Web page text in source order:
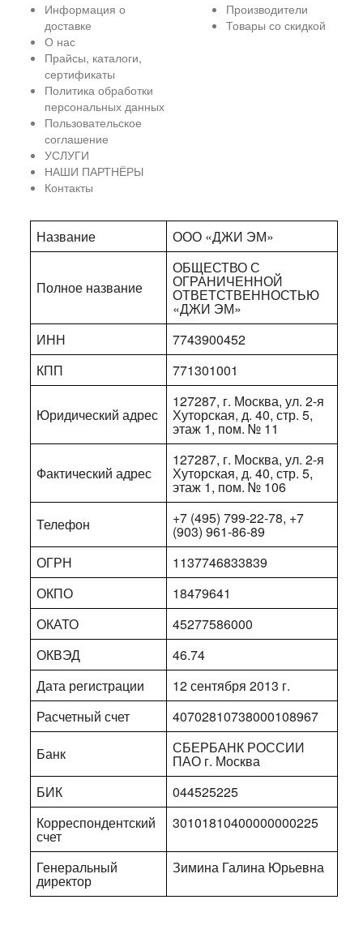
Информация о
доставке
О нас
Прайсы, каталоги,
сертификаты
Политика обработки
персональных данных
Пользовательское
соглашение
УСЛУГИ
НАШИ ПАРТНЁРЫ
Контакты
Производители
Товары со скидкой
Название ООО «ДЖИ ЭМ»
Полное название
ОБЩЕСТВО С
ОГРАНИЧЕННОЙ
ОТВЕТСТВЕННОСТЬЮ
«ДЖИ ЭМ»
ИНН
7743900452
КПП
771301001
Юридический адрес
127287, г. Москва, ул. 2-я
Хуторская, д. 40, стр. 5,
этаж 1, пом. № 11
Фактический адрес
127287, г. Москва, ул. 2-я
Хуторская, д. 40, стр. 5,
этаж 1, пом. № 106
Телефон
+7 (495) 799-22-78, +7
(903) 961-86-89
ОГРН
1137746833839
ОКПО
18479641
ОКАТО
45277586000
ОКВЭД
46.74
Дата регистрации
12 сентября 2013 г.
Расчетный счет
40702810738000108967
Банк
СБЕРБАНК РОССИИ
ПАО г. Москва
БИК
044525225
Корреспондентский
счет
30101810400000000225
Генеральный
директор
Зимина Галина Юрьевна